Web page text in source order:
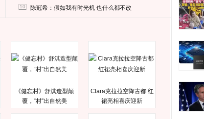
10 陈冠希：假如我有时光机 也什么都不改
《健忘村》舒淇造型颠
覆，“村”出自然美
Clara克拉拉空降古都 红
裙亮相喜庆迎新